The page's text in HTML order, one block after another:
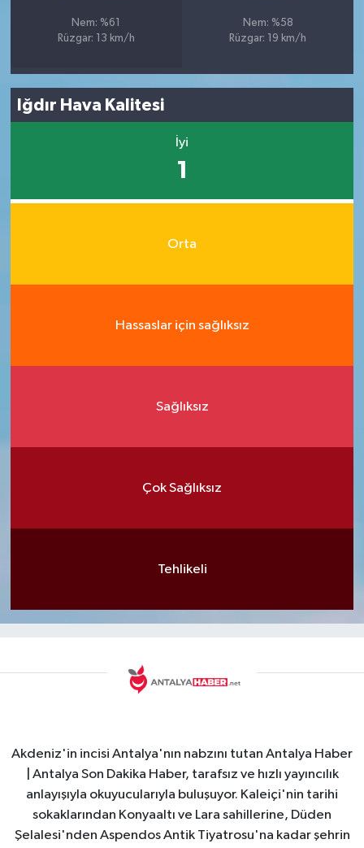
Nem: %61
Rüzgar: 13 km/h
Nem: %58
Rüzgar: 19 km/h
Iğdır Hava Kalitesi
İyi
1
Orta
Hassaslar için sağlıksız
Sağlıksız
Çok Sağlıksız
Tehlikeli
Akdeniz'in incisi Antalya'nın nabzını tutan Antalya Haber
| Antalya Son Dakika Haber, tarafsız ve hızlı yayıncılık
anlayışıyla okuyucularıyla buluşuyor. Kaleiçi'nin tarihi
sokaklarından Konyaaltı ve Lara sahillerine, Düden
Şelalesi'nden Aspendos Antik Tiyatrosu'na kadar şehrin